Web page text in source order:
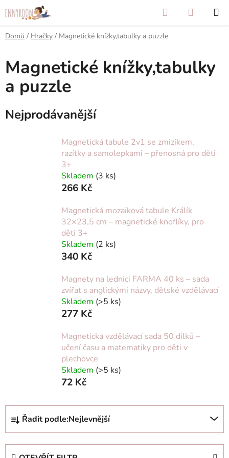
na
obsah
Hledat
KOŠÍK
Domů / Hračky / Magnetické knížky,tabulky a puzzle
Magnetické knížky,tabulky
a puzzle
Nejprodávanější
Magnetická tabule 2v1 se zmizíkem,
razítky a samolepkami – přenosná pro děti
3+
Skladem (3 ks)
266 Kč
Magnetická mozaiková tabule Králík
32×23,5 cm – magnetické knoflíky, pro
děti 3+
Skladem (2 ks)
340 Kč
Magnety na lednici FARMA 40 ks – sada
zvířat s anglickými názvy, dětské vzdělávací
Skladem (>5 ks)
277 Kč
Magnetická vzdělávací sada 50 dílků –
učení času a matematiky pro děti v
plechovce
Skladem (>5 ks)
72 Kč
Ř
z
Řadit podle:Nejlevnější